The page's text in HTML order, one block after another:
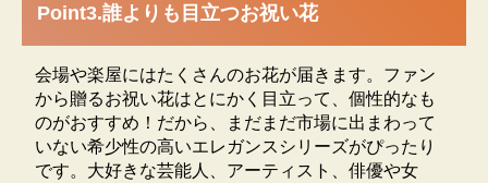
Point3.誰よりも目立つお祝い花
会場や楽屋にはたくさんのお花が届きます。ファン
から贈るお祝い花はとにかく目立って、個性的なも
のがおすすめ！だから、まだまだ市場に出まわって
いない希少性の高いエレガンスシリーズがぴったり
です。大好きな芸能人、アーティスト、俳優や女